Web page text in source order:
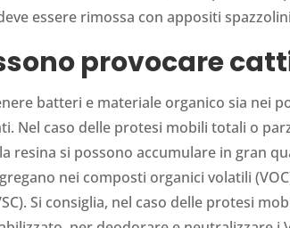
essere rimossa con appositi
provocare
batteri e materiale organico sia nei
Nel caso delle protesi mobili totali o
resina si possono accumulare in gran
nei composti organici volatili
Si consiglia, nel caso delle protesi